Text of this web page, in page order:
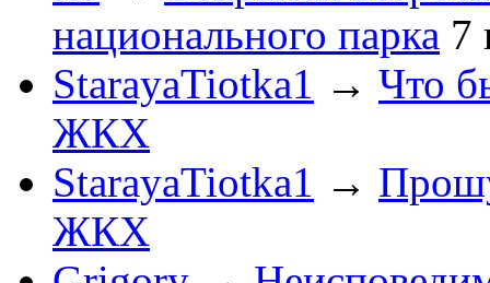
национального парка 7
StarayaTiotka1 → Что
ЖКХ
StarayaTiotka1 →
ЖКХ